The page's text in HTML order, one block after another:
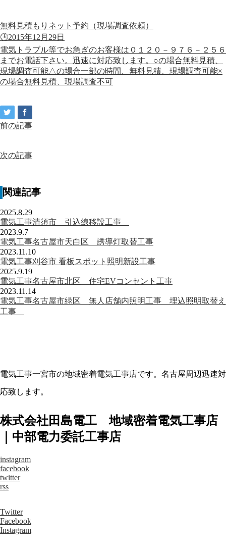
無料見積もりネット予約（現場調査依頼）
🕒️2015年12月29日
電気トラブル等でお急ぎのお客様は０１２０－９７６－２５６
までお電話下さい。迅速に対応致します。○の場合無料見積、
現場調査可能△の場合一部の時間、無料見積、現場調査可能×
の場合無料見積、現場調査不可
前の記事
次の記事
関連記事
2025.8.29
電気工事清須市 引込線移設工事
2023.9.7
電気工事名古屋市天白区 誘導灯取替工事
2023.11.10
電気工事刈谷市 看板スポット照明新設工事
2025.9.19
電気工事名古屋市北区 住宅EVコンセント工事
2023.11.14
電気工事名古屋市緑区 無人店舗内照明工事 埋込照明取替え
工事
電気工事一宮市の地域密着電気工事店です。名古屋周辺迅速対
応致します。
株式会社田島電工 地域密着電気工事店
｜中部電力委託工事店
instagram
facebook
twitter
rss
Twitter
Facebook
Instagram